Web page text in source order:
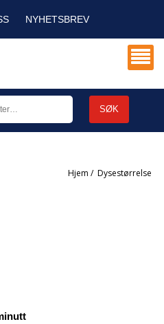
NYHETSBREV
SØK
Hjem / dysestørrelse